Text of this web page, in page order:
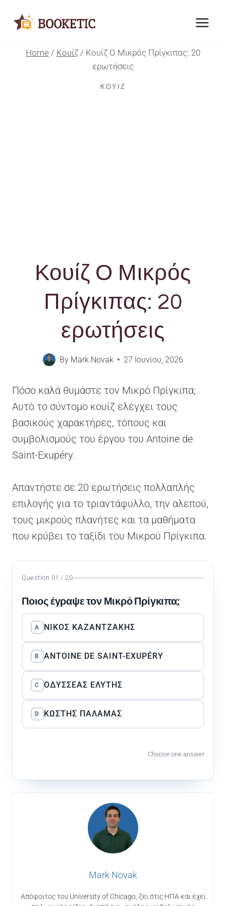
Home / Κουίζ / Κουίζ Ο Μικρός Πρίγκιπας: 20
ερωτήσεις
ΚΟΥΊΖ
Κουίζ Ο Μικρός
Πρίγκιπας: 20
ερωτήσεις
By Mark Novak 27 Ιουνίου, 2026
Πόσο καλά θυμάστε τον Μικρό Πρίγκιπα;
Αυτό το σύντομο κουίζ ελέγχει τους
βασικούς χαρακτήρες, τόπους και
συμβολισμούς του έργου του Antoine de
Saint-Exupéry.
Απαντήστε σε 20 ερωτήσεις πολλαπλής
επιλογής για το τριαντάφυλλο, την αλεπού,
τους μικρούς πλανήτες και τα μαθήματα
που κρύβει το ταξίδι του Μικρού Πρίγκιπα.
Question 01 / 20
Ποιος έγραψε τον Μικρό Πρίγκιπα;
A ΝΊΚΟΣ ΚΑΖΑΝΤΖΆΚΗΣ
B ANTOINE DE SAINT-EXUPÉRY
C ΟΔΥΣΣΈΑΣ ΕΛΎΤΗΣ
D ΚΩΣΤΉΣ ΠΑΛΑΜΆΣ
Choose one answer
Mark Novak
Απόφοιτος του University of Chicago, ζει στις ΗΠΑ και έχει